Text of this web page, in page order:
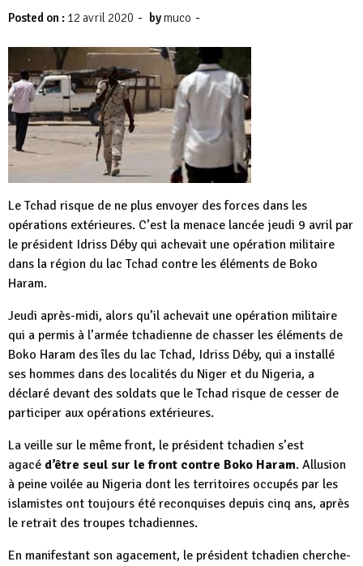
Posted on : 12 avril 2020 - bymuco -
Le Tchad risque de ne plus envoyer des forces dans les
opérations extérieures. C’est la menace lancée jeudi 9 avril par
le président Idriss Déby qui achevait une opération militaire
dans la région du lac Tchad contre les éléments de Boko
Haram.
Jeudi après-midi, alors qu’il achevait une opération militaire
qui a permis à l’armée tchadienne de chasser les éléments de
Boko Haram des îles du lac Tchad, Idriss Déby, qui a installé
ses hommes dans des localités du Niger et du Nigeria, a
déclaré devant des soldats que le Tchad risque de cesser de
participer aux opérations extérieures.
La veille sur le même front, le président tchadien s’est
agacé d’être seul sur le front contre Boko Haram. Allusion
à peine voilée au Nigeria dont les territoires occupés par les
islamistes ont toujours été reconquises depuis cinq ans, après
le retrait des troupes tchadiennes.
En manifestant son agacement, le président tchadien cherche-